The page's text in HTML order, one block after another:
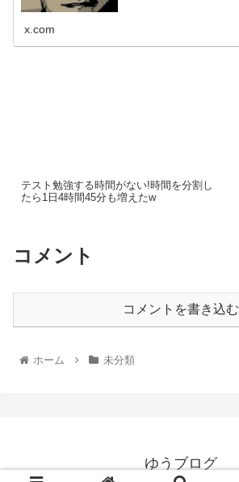
x.com
テスト勉強する時間がない!時間を分割し
たら1日4時間45分も増えたw
コメント
コメントを書き込む
ホーム 未分類
ゆうブログ